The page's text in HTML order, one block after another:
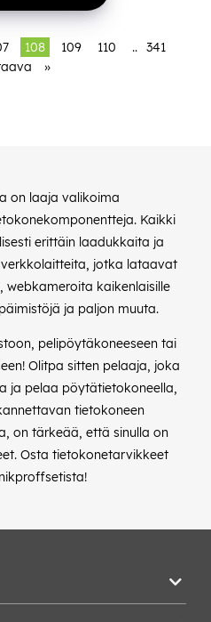
108 109 110 .. 341
»
on laaja valikoima
Kaikki
erittäin laadukkaita ja
verkkolaitteita, jotka lataavat
kaikenlaisille
ja paljon muuta.
pelipöytäkoneeseen tai
Olitpa sitten pelaaja, joka
ja pelaa pöytätietokoneella,
tietokoneen
on tärkeää, että sinulla on
Osta tietokonetarvikkeet